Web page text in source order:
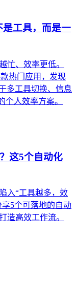
工具，而是一
忙、效率更低。
热门应用，发现
多工具切换、信息
个人效率方案。
这5个自动化
入“工具越多，效
5个可落地的自动
造高效工作流。